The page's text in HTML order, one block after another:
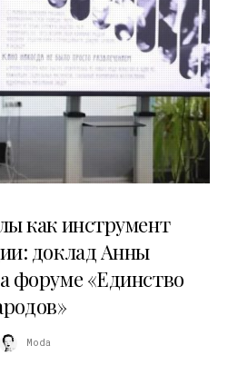
как инструмент
доклад Анны
форуме «Единство
Moda